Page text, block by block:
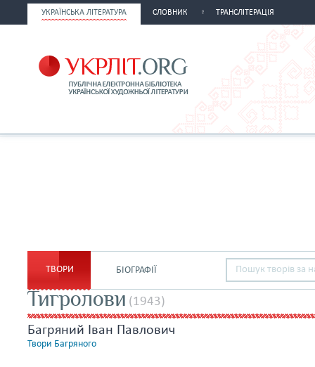
УКРАЇНСЬКА ЛІТЕРАТУРА СЛОВНИК ТРАНСЛІТЕРАЦІЯ
ТВОРИ БІОГРАФІЇ
Тигролови (1943)
Багряний Іван Павлович
Твори Багряного